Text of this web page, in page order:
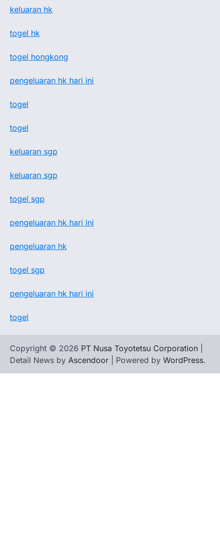
keluaran hk
togel hk
togel hongkong
pengeluaran hk hari ini
togel
togel
keluaran sgp
keluaran sgp
togel sgp
pengeluaran hk hari ini
pengeluaran hk
togel sgp
pengeluaran hk hari ini
togel
Copyright © 2026 PT Nusa Toyotetsu Corporation
Detail News by Ascendoor | Powered by WordPress.